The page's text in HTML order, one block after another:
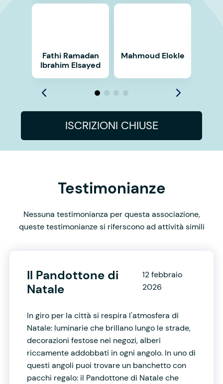
Fathi Ramadan
Ibrahim Elsayed
Mahmoud Elokle
ISCRIZIONI CHIUSE
Testimonianze
Nessuna testimonianza per questa associazione,
queste testimonianze si riferscono ad attività simili
Il Pandottone di
Natale
12 febbraio
2026
In giro per la città si respira l'atmosfera di
Natale: luminarie che brillano lungo le strade,
decorazioni festose nei negozi, alberi
riccamente addobbati in ogni angolo. In uno di
questi angoli puoi trovare un banchetto con
pacchi regalo: il Pandottone di Natale che